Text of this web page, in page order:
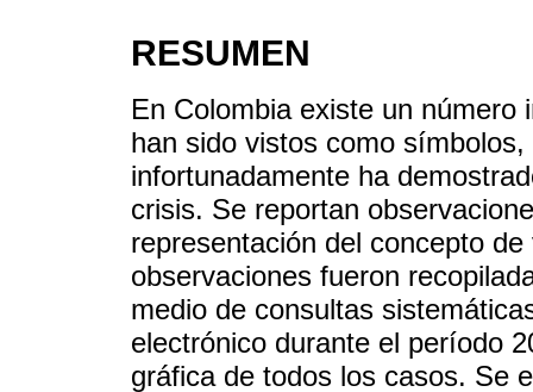
RESUMEN
En Colombia existe un número
han sido vistos como
infortunadamente ha
crisis. Se reportan
representación del concepto
observaciones fueron
medio de consultas
electrónico durante el período
gráfica de todos los casos. Se